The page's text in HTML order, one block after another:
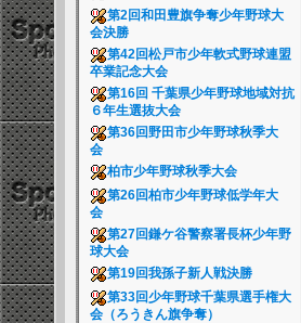
第2回和田豊旗争奪少年野球大
会決勝
第42回松戸市少年軟式野球連盟
卒業記念大会
第16回 千葉県少年野球地域対抗
６年生選抜大会
第36回野田市少年野球秋季大
会
柏市少年野球秋季大会
第26回柏市少年野球低学年大
会
第27回鎌ケ谷警察署長杯少年野
球大会
第19回我孫子新人戦決勝
第33回少年野球千葉県選手権大
会（ろうきん旗争奪）